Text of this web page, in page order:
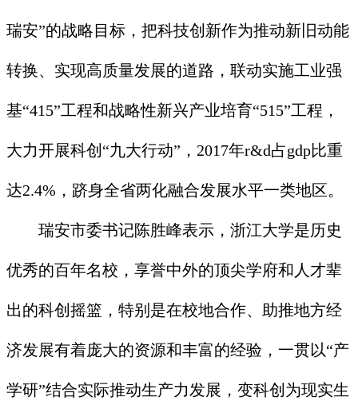
瑞安”的战略目标，把科技创新作为推动新旧动能
转换、实现高质量发展的道路，联动实施工业强
基“415”工程和战略性新兴产业培育“515”工程，
大力开展科创“九大行动”，2017年r&d占gdp比重
达2.4%，跻身全省两化融合发展水平一类地区。
瑞安市委书记陈胜峰表示，浙江大学是历史
优秀的百年名校，享誉中外的顶尖学府和人才辈
出的科创摇篮，特别是在校地合作、助推地方经
济发展有着庞大的资源和丰富的经验，一贯以“产
学研”结合实际推动生产力发展，变科创为现实生